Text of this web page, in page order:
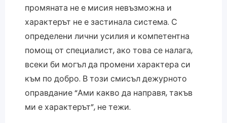
промяната не е мисия невъзможна и
характерът не е застинала система. С
определени лични усилия и компетентна
помощ от специалист, ако това се налага,
всеки би могъл да промени характера си
към по добро. В този смисъл дежурното
оправдание “Ами какво да направя, такъв
ми е характерът”, не тежи.